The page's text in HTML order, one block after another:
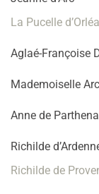
La Pucelle
Aglaé-Françoise
Mademoiselle
Anne de
Richilde
Richilde de